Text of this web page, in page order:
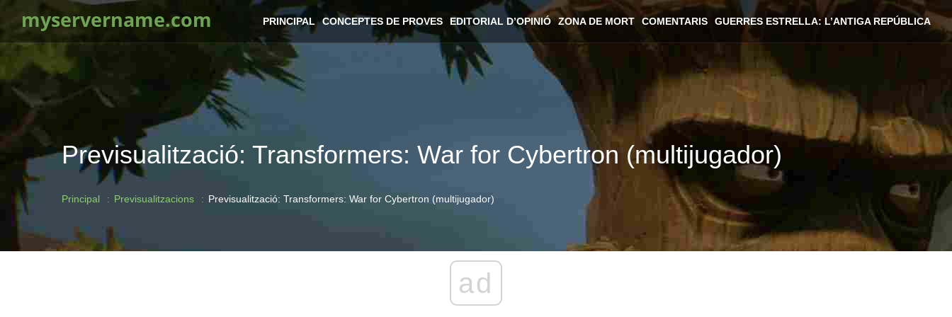
myservername.com PRINCIPAL CONCEPTES DE PROVES EDITORIAL D’OPINIÓ ZONA DE MORT COMENTARIS GUERRES ESTRELLA: L’ANTIGA REPÚBLICA
Previsualització: Transformers: War for Cybertron (multijugador)
Principal Previsualitzacions Previsualització: Transformers: War for Cybertron (multijugador)
ad